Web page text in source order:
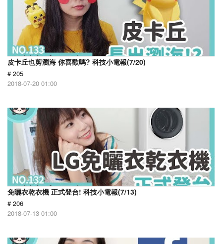
皮卡丘也剪瀏海 你喜歡嗎? 科技小電報(7/20)
# 205
2018-07-20 01:00
免曬衣乾衣機 正式登台! 科技小電報(7/13)
# 206
2018-07-13 01:00